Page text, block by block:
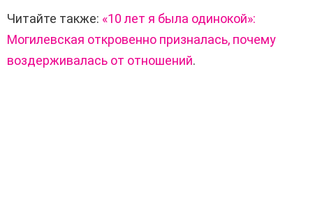
Читайте также: «10 лет я была одинокой»:
Могилевская откровенно призналась, почему
воздерживалась от отношений.